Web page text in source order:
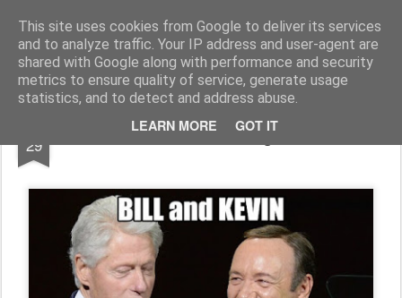
This site uses cookies from Google to deliver its services
and to analyze traffic. Your IP address and user-agent are
shared with Google along with performance and security
metrics to ensure quality of service, generate usage
statistics, and to detect and address abuse.
LEARN MORE GOT IT
Freigeist - ReHU - Forum Institut für Grenzwissenschaften - Spiritualität - Zukunftsforschung - Einheit
Pages
29 Satans Schergen